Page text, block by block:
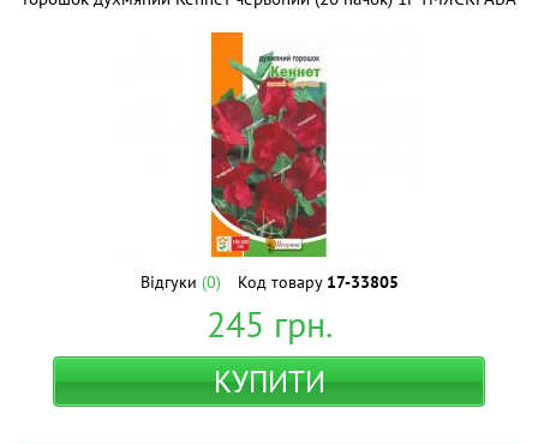
Відгуки (0) Код товару 17-33805
245 грн.
КУПИТИ